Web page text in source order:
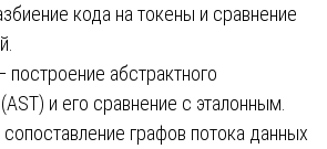
кода на токены и сравнение
построение абстрактного
и его сравнение с эталонным.
графов потока данных